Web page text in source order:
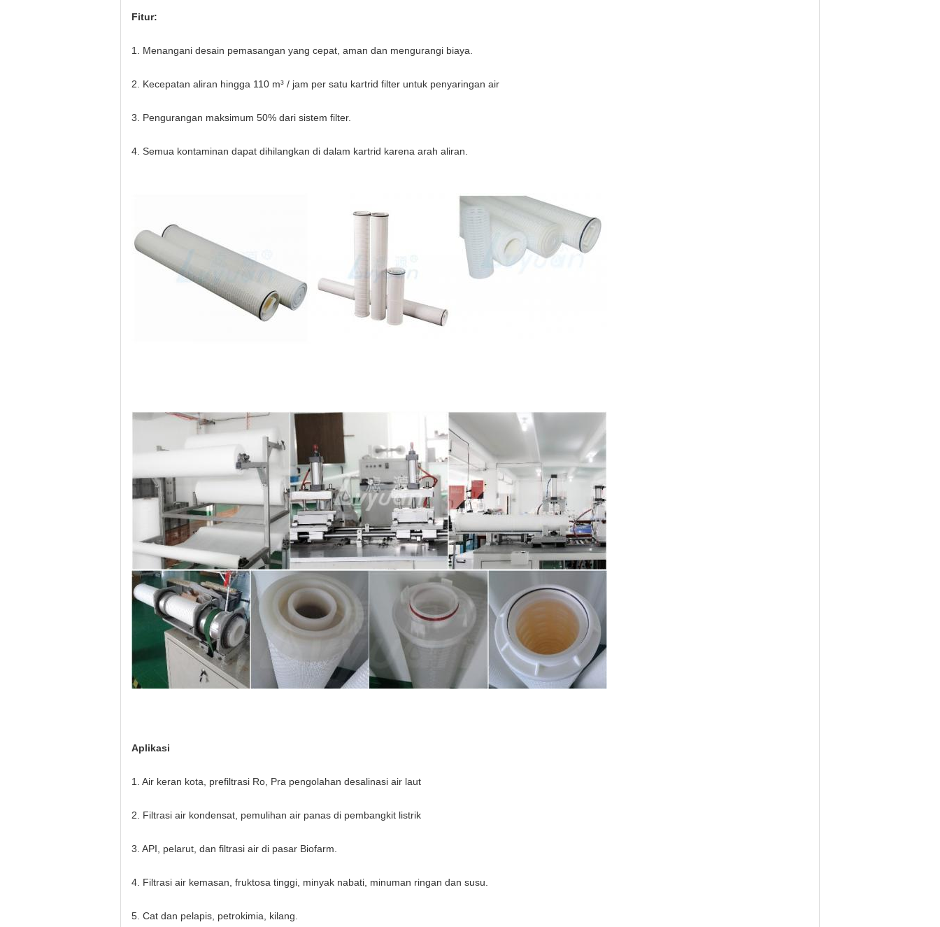
Fitur:
1. Menangani desain pemasangan yang cepat, aman dan mengurangi biaya.
2. Kecepatan aliran hingga 110 m³ / jam per satu kartrid filter untuk penyaringan air
3. Pengurangan maksimum 50% dari sistem filter.
4. Semua kontaminan dapat dihilangkan di dalam kartrid karena arah aliran.
Aplikasi
1. Air keran kota, prefiltrasi Ro, Pra pengolahan desalinasi air laut
2. Filtrasi air kondensat, pemulihan air panas di pembangkit listrik
3. API, pelarut, dan filtrasi air di pasar Biofarm.
4. Filtrasi air kemasan, fruktosa tinggi, minyak nabati, minuman ringan dan susu.
5. Cat dan pelapis, petrokimia, kilang.